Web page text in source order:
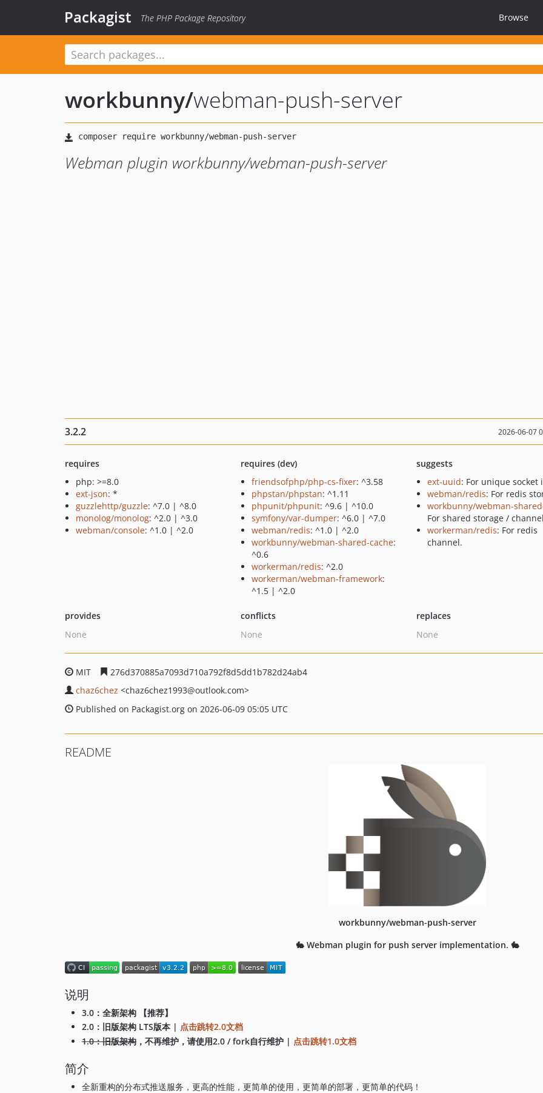
Packagist The PHP Package Repository Browse
workbunny/webman-push-server
Webman plugin workbunny/webman-push-server
3.2.2 2026-06-07
requires
php: >=8.0
ext-json: *
guzzlehttp/guzzle: ^7.0 | ^8.0
monolog/monolog: ^2.0 | ^3.0
webman/console: ^1.0 | ^2.0
requires (dev)
friendsofphp/php-cs-fixer: ^3.58
phpstan/phpstan: ^1.11
phpunit/phpunit: ^9.6 | ^10.0
symfony/var-dumper: ^6.0 | ^7.0
webman/redis: ^1.0 | ^2.0
workbunny/webman-shared-cache:
^0.6
workerman/redis: ^2.0
workerman/webman-framework:
^1.5 | ^2.0
suggests
ext-uuid: For unique socket
webman/redis: For redis
workbunny/webman-
For shared storage /
workerman/redis: For redis
channel.
provides
None
conflicts
None
replaces
None
MIT
276d370885a7093d710a792f8d5dd1b782d24ab4
chaz6chez <chaz6chez1993@outlook.com>
Published on Packagist.org on 2026-06-09 05:05 UTC
README
workbunny/webman-push-server
🐇 Webman plugin for push server implementation. 🐇
说明
3.0：全新架构 【推荐】
2.0：旧版架构 LTS版本 | 点击跳转2.0文档
1.0：旧版架构 ，不再维护，请使用2.0 / fork自行维护 | 点击跳转1.0文档
简介
全新重构的分布式推送服务，更高的性能，更简单的使用，更简单的部署，更简单的代码！